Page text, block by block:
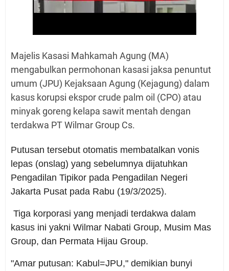
Majelis Kasasi Mahkamah Agung (MA)
mengabulkan permohonan kasasi jaksa penuntut
umum (JPU) Kejaksaan Agung (Kejagung) dalam
kasus korupsi ekspor crude palm oil (CPO) atau
minyak goreng kelapa sawit mentah dengan
terdakwa PT Wilmar Group Cs.
Putusan tersebut otomatis membatalkan vonis
lepas (onslag) yang sebelumnya dijatuhkan
Pengadilan Tipikor pada Pengadilan Negeri
Jakarta Pusat pada Rabu (19/3/2025).
Tiga korporasi yang menjadi terdakwa dalam
kasus ini yakni Wilmar Nabati Group, Musim Mas
Group, dan Permata Hijau Group.
"Amar putusan: Kabul=JPU," demikian bunyi